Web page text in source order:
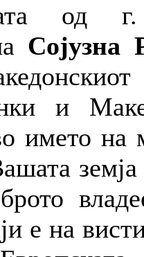
од г.
Сојузна
и
името на
е на